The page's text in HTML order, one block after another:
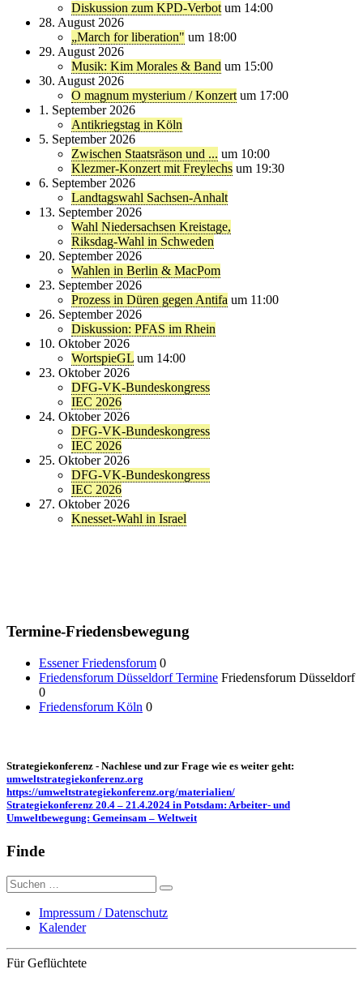
Diskussion zum KPD-Verbot um 14:00
28. August 2026
„March for liberation" um 18:00
29. August 2026
Musik: Kim Morales & Band um 15:00
30. August 2026
O magnum mysterium / Konzert um 17:00
1. September 2026
Antikriegstag in Köln
5. September 2026
Zwischen Staatsräson und ... um 10:00
Klezmer-Konzert mit Freylechs um 19:30
6. September 2026
Landtagswahl Sachsen-Anhalt
13. September 2026
Wahl Niedersachsen Kreistage,
Riksdag-Wahl in Schweden
20. September 2026
Wahlen in Berlin & MacPom
23. September 2026
Prozess in Düren gegen Antifa um 11:00
26. September 2026
Diskussion: PFAS im Rhein
10. Oktober 2026
WortspieGL um 14:00
23. Oktober 2026
DFG-VK-Bundeskongress
IEC 2026
24. Oktober 2026
DFG-VK-Bundeskongress
IEC 2026
25. Oktober 2026
DFG-VK-Bundeskongress
IEC 2026
27. Oktober 2026
Knesset-Wahl in Israel
Termine-Friedensbewegung
Essener Friedensforum 0
Friedensforum Düsseldorf Termine Friedensforum Düsseldorf
0
Friedensforum Köln 0
Strategiekonferenz - Nachlese und zur Frage wie es weiter geht:
umweltstrategiekonferenz.org
https://umweltstrategiekonferenz.org/materialien/
Strategiekonferenz 20.4 – 21.4.2024 in Potsdam: Arbeiter- und
Umweltbewegung: Gemeinsam – Weltweit
Finde
Suche
nach:
Impressum / Datenschutz
Kalender
Für Geflüchtete